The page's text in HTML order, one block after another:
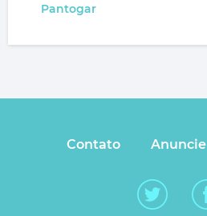
Pantogar
Contato Anuncie